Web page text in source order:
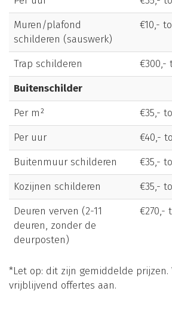
Muren/plafond
schilderen (sauswerk)
€10,-
Trap schilderen
€300,-
Buitenschilder
Per m²
€35,-
Per uur
€40,-
Buitenmuur schilderen
€35,-
Kozijnen schilderen
€35,-
Deuren verven (2-11
deuren, zonder de
deurposten)
€270,-
*Let op: dit zijn gemiddelde prijzen.
vrijblijvend offertes aan.